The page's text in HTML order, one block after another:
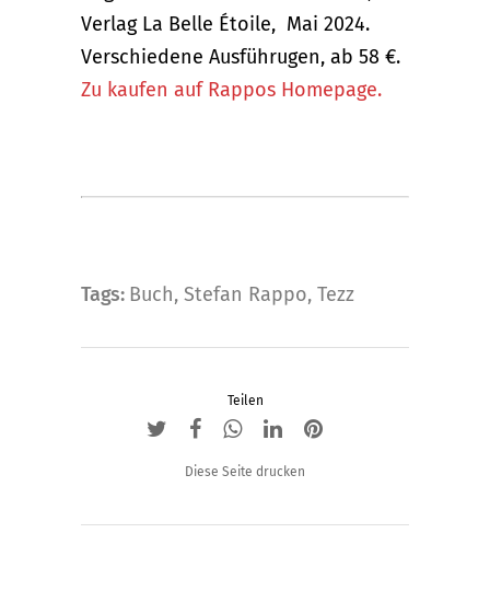
Verlag La Belle Étoile, Mai 2024.
Verschiedene Ausführugen, ab 58 €.
Zu kaufen auf Rappos Homepage.
Tags: Buch, Stefan Rappo, Tezz
Teilen
Diese Seite drucken